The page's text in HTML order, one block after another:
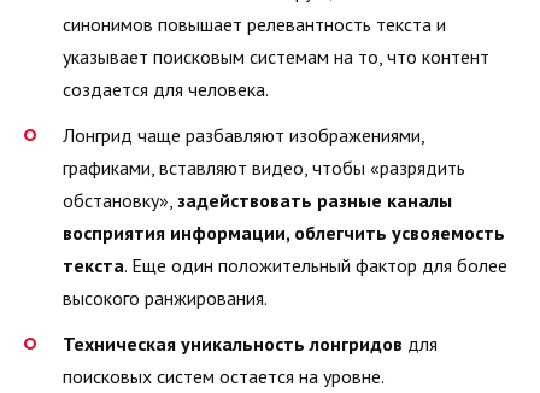
синонимов повышает релевантность текста и
указывает поисковым системам на то, что контент
создается для человека.
Лонгрид чаще разбавляют изображениями,
графиками, вставляют видео, чтобы «разрядить
обстановку», задействовать разные каналы
восприятия информации, облегчить усвояемость
текста. Еще один положительный фактор для более
высокого ранжирования.
Техническая уникальность лонгридов для
поисковых систем остается на уровне.